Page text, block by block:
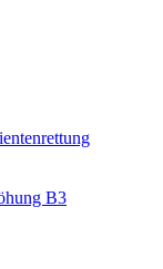
B3